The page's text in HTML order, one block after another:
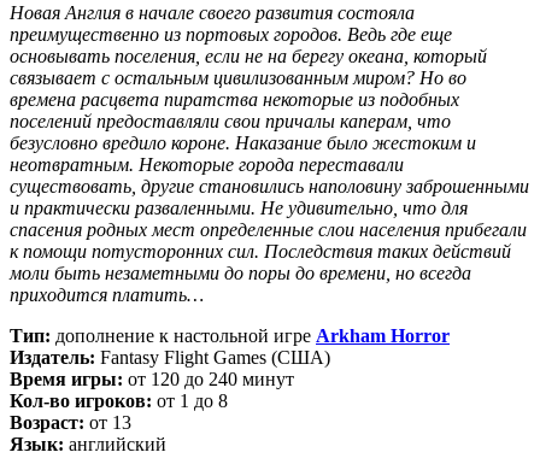
Новая Англия в начале своего развития состояла
преимущественно из портовых городов. Ведь где еще
основывать поселения, если не на берегу океана, который
связывает с остальным цивилизованным миром? Но во
времена расцвета пиратства некоторые из подобных
поселений предоставляли свои причалы каперам, что
безусловно вредило короне. Наказание было жестоким и
неотвратным. Некоторые города переставали
существовать, другие становились наполовину заброшенными
и практически разваленными. Не удивительно, что для
спасения родных мест определенные слои населения прибегали
к помощи потусторонних сил. Последствия таких действий
моли быть незаметными до поры до времени, но всегда
приходится платить…
Тип: дополнение к настольной игре Arkham Horror
Издатель: Fantasy Flight Games (США)
Время игры: от 120 до 240 минут
Кол-во игроков: от 1 до 8
Возраст: от 13
Язык: английский